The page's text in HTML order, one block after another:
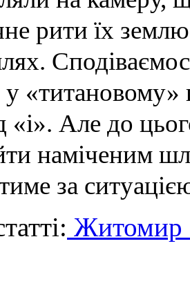
рити їх
«титановому»
«і». Але до
наміченим
за
Житомир